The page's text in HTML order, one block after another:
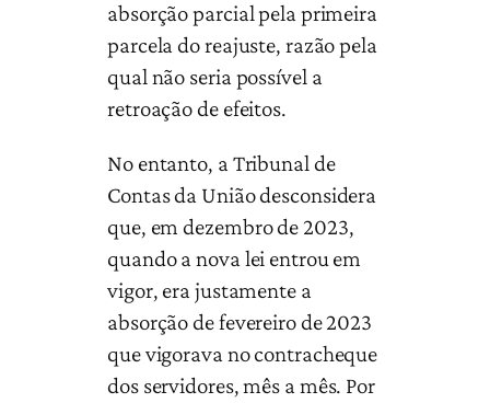
absorção parcial pela primeira
parcela do reajuste, razão pela
qual não seria possível a
retroação de efeitos.
No entanto, a Tribunal de
Contas da União desconsidera
que, em dezembro de 2023,
quando a nova lei entrou em
vigor, era justamente a
absorção de fevereiro de 2023
que vigorava no contracheque
dos servidores, mês a mês. Por